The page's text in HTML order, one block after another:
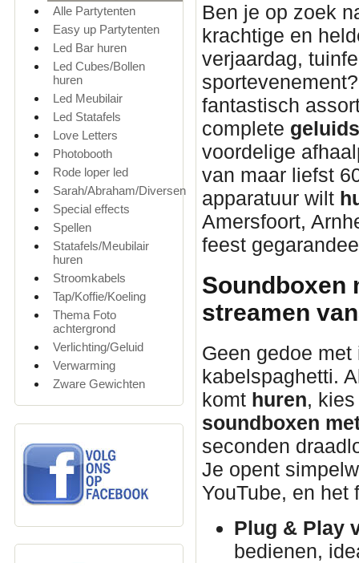
Alle Partytenten
Easy up Partytenten
Led Bar huren
Led Cubes/Bollen
huren
Led Meubilair
Led Statafels
Love Letters
Photobooth
Rode loper led
Sarah/Abraham/Diversen
Special effects
Spellen
Statafels/Meubilair
huren
Stroomkabels
Tap/Koffie/Koeling
Thema Foto
achtergrond
Verlichting/Geluid
Verwarming
Zware Gewichten
Ben je op zoek
krachtige en
verjaardag,
fantastisch
complete
voordelige
van maar liefst
apparatuur wilt
Amersfoort,
feest
Soundboxen
streamen
Geen gedoe
kabelspaghetti.
komt huren,
soundboxen
seconden
Je opent
YouTube, en het
Plug & Play
bedienen,